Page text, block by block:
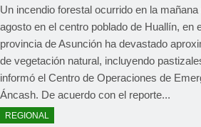
Un incendio forestal ocurrido en la
agosto en el centro poblado de Huallín, en
provincia de Asunción ha devastado
de vegetación natural, incluyendo
informó el Centro de Operaciones de
Áncash. De acuerdo con el reporte...
REGIONAL